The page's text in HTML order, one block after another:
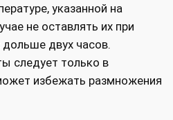
указанной на
не оставлять их при
двух часов.
следует только в
избежать размножения